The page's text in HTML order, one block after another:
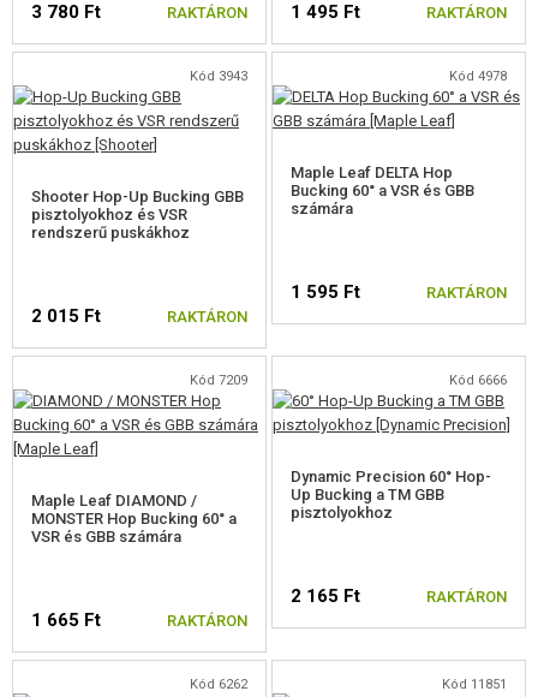
ELEKTROMOS FEGYVEREKHEZ - KÜLSŐ
A MESTERLÖVÉSZ PUSKÁNAK RÉSZEI
GÁZFEGYVEREK ALKATRÉSZEI
GLOCK ALKATRÉSZEK, 1799
AAP-01 ALKATRÉSZEK
M92, M9 ALKATRÉSZEK
A M&P,XDM-HEZ
SIG ALKATRÉSZEK
A CZ-HOZ
AK ALKATRÉSZEK
3 780 Ft RAKTÁRON 1 495 Ft RAKTÁRON
Kód 3943
Shooter Hop-Up Bucking GBB
pisztolyokhoz és VSR
rendszerű puskákhoz
2 015 Ft RAKTÁRON
Kód 4978
Maple Leaf DELTA Hop
Bucking 60° a VSR és GBB
számára
1 595 Ft RAKTÁRON
Kód 7209
Maple Leaf DIAMOND /
MONSTER Hop Bucking 60° a
VSR és GBB számára
1 665 Ft RAKTÁRON
Kód 6666
Dynamic Precision 60° Hop-
Up Bucking a TM GBB
pisztolyokhoz
2 165 Ft RAKTÁRON
Kód 6262 Kód 11851